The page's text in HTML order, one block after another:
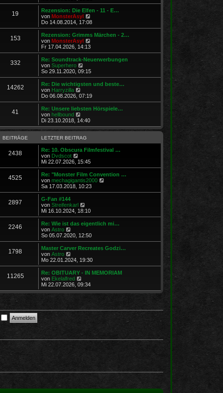
r
g
r
B
e
i
r
a
g
u
e
t
B
r
g
19
Rezension: Die Elfen - 11 - E…
von MonsterAsyl
e
u
e
B
e
i
r
g
Do 14.08.2014, 17:08
153
Rezension: Grimms Märchen - 2…
von MonsterAsyl
u
e
t
B
e
i
r
Fr 17.04.2026, 14:13
332
Re: Soundtrack-Neuerwerbungen
von Superhero
e
u
e
t
r
B
e
i
t
r
a
g
So 29.11.2020, 09:15
14262
Re: Die wichtigsten und beste…
von Harryzilla
e
u
e
t
r
B
e
i
r
g
Do 06.08.2026, 07:19
41
Re: Unsere liebsten Hörspiele…
von hellbound
e
u
e
s
t
e
B
e
i
t
r
Di 23.10.2018, 14:40
BEITRÄGE LETZTER BEITRAG
2438
Re: 10. Obscura Filmfestival …
von Dvdscot
e
u
e
s
t
B
e
i
r
g
Mi 22.07.2026, 15:45
4525
Re: "Monster Film Convention …
von mechagigantis2000
u
B
r
Sa 17.03.2018, 10:23
2897
G-Fan #144
von Streifenkarl
e
u
e
s
t
B
e
i
r
g
Mi 16.10.2024, 18:10
2246
Re: Wie ist das eigentlich mi…
von Astro
e
u
e
t
r
B
e
i
t
g
So 05.07.2020, 12:50
1798
Master Carver Recreates Godzi…
von Astro
e
u
e
s
t
r
i
Mo 22.01.2024, 19:30
11265
Re: OBITUARY - IN MEMORIAM
von Ekelalfred
e
u
Mi 22.07.2026, 09:34